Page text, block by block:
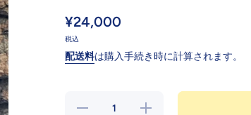
¥24,000
税込
配送料は購入手続き時に計算されます。
の数
の数